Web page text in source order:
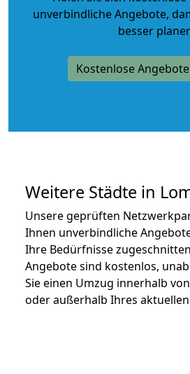
unverbindliche Angebote,
besser
Kostenlose
Weitere Städte in
Unsere geprüften
Ihnen unverbindliche
Ihre Bedürfnisse
Angebote sind kostenlos,
Sie einen Umzug innerhalb
oder außerhalb Ihres